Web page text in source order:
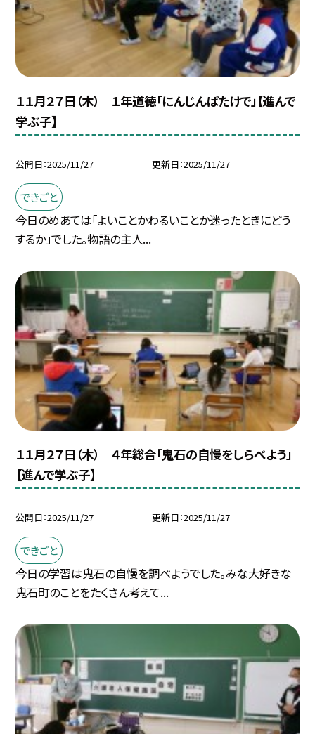
１１月２７日（木） １年道徳「にんじんばたけで」【進んで
学ぶ子】
公開日 2025/11/27 更新日 2025/11/27
できごと
今日のめあては「よいことかわるいことか迷ったときにどう
するか」でした。物語の主人...
１１月２７日（木） ４年総合「鬼石の自慢をしらべよう」
【進んで学ぶ子】
公開日 2025/11/27 更新日 2025/11/27
できごと
今日の学習は鬼石の自慢を調べようでした。みな大好きな
鬼石町のことをたくさん考えて...